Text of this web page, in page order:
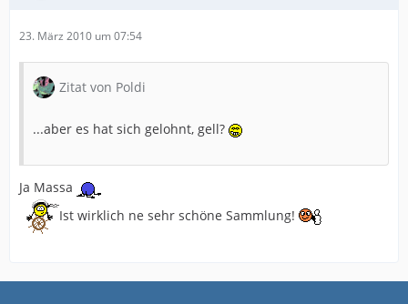
23. März 2010 um 07:54
Zitat von Poldi
...aber es hat sich gelohnt, gell?
Ja Massa
Ist wirklich ne sehr schöne Sammlung!